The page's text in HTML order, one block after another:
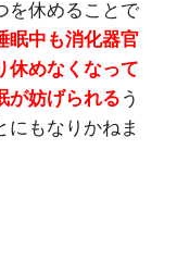
を休めることで
眠中も消化器官
休めなくなって
が妨げられる う
にもなりかねま